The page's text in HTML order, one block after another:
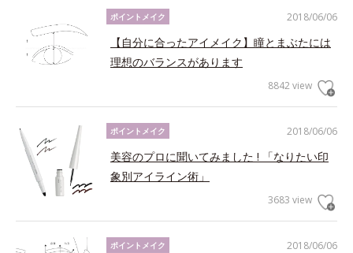
2018/06/06
ポイントメイク
【自分に合ったアイメイク】瞳とまぶたには
理想のバランスがあります
8842 view
2018/06/06
ポイントメイク
美容のプロに聞いてみました ! 「なりたい印
象別アイライン術」
3683 view
2018/06/06
ポイントメイク